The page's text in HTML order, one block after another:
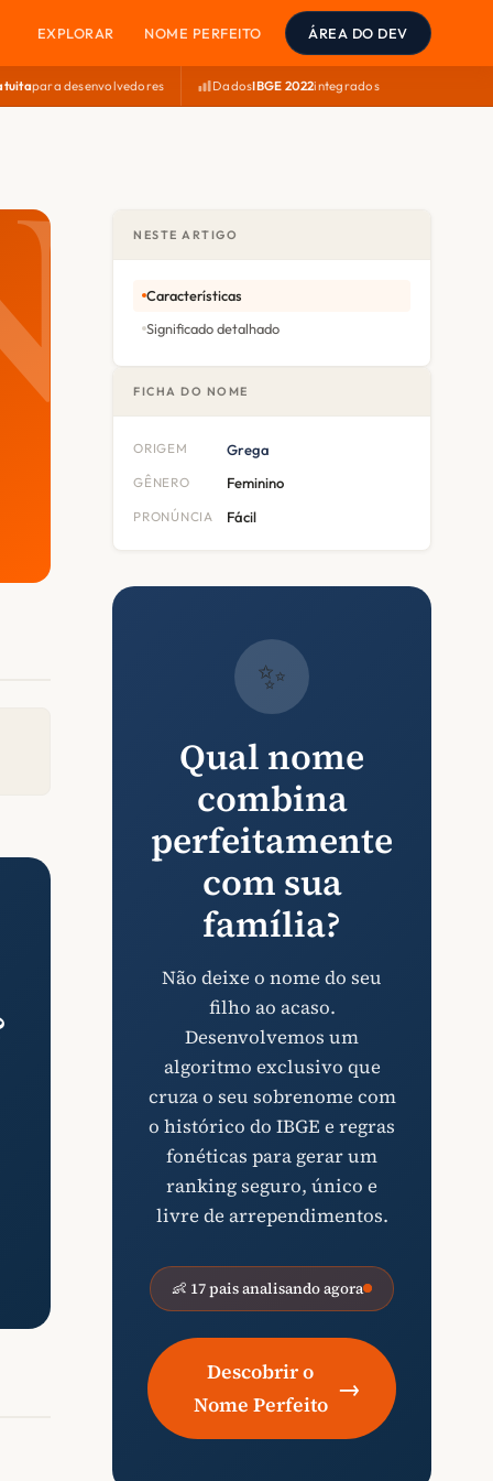
EXPLORAR NOME PERFEITO ÁREA DO DEV
para desenvolvedores DadosIBGE 2022integrados
NESTE ARTIGO
Características
Significado detalhado
FICHA DO NOME
ORIGEM Grega
GÊNERO Feminino
PRONÚNCIA Fácil
✨
Qual nome
combina
perfeitamente
com sua
família?
Não deixe o nome do seu
filho ao acaso.
Desenvolvemos um
algoritmo exclusivo que
cruza o seu sobrenome com
o histórico do IBGE e regras
fonéticas para gerar um
ranking seguro, único e
livre de arrependimentos.
👶 17 pais analisando agora
Descobrir o
Nome Perfeito
→